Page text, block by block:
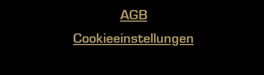
AGB
Cookieeinstellungen